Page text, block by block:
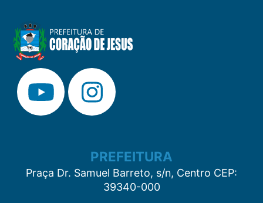
PREFEITURA
Praça Dr. Samuel Barreto, s/n, Centro CEP:
39340-000